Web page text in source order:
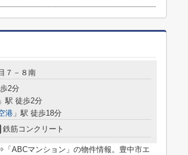
７－８南
2分
」駅 徒歩2分
港 」駅 徒歩18分
鉄筋コンクリート
ABCマンション」の物件情報。豊中市エ